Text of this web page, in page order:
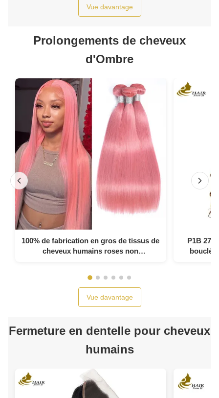
Vue davantage
Prolongements de cheveux
d'Ombre
100% de fabrication en gros de tissus de
cheveux humains roses non
P1B 27
bouclés
Vue davantage
Fermeture en dentelle pour cheveux
humains